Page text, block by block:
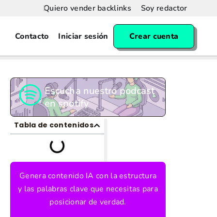
Quiero vender backlinks Soy redactor
Contacto Iniciar sesión Crear cuenta
Escucha nuestro podcast
en spotify
Tabla de contenidos
Genera contenido IA con la estructura
y las palabras clave que necesitas para
posicionar de verdad.